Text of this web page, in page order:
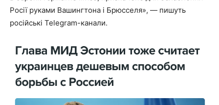
Росії руками Вашингтона і Брюсселя», — пишуть
російські Telegram-канали.